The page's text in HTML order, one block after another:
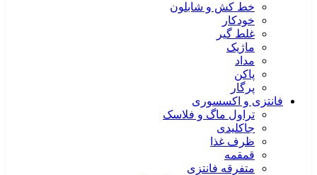
خط کش و شابلون
خودکار
غلط گیر
ماژیک
مداد
پاکن
پرگار
فانتزی و اکسسوری
تراول ماگ و فلاسک
جاکلیدی
ظرف غذا
قمقمه
متفرقه فانتزی